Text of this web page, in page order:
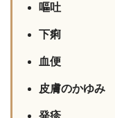
嘔吐
下痢
血便
皮膚のかゆみ
発疹